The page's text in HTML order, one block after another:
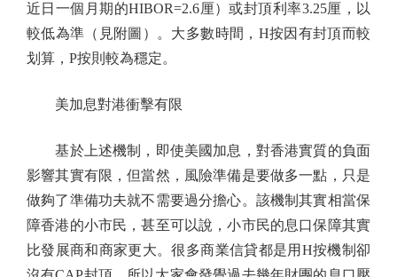
近日一個月期的HIBOR=2.6厘）或封頂利率3.25厘，以
較低為準（見附圖）。大多數時間，H按因有封頂而較
划算，P按則較為穩定。
美加息對港衝擊有限
基於上述機制，即使美國加息，對香港實質的負面
影響其實有限，但當然，風險準備是要做多一點，只是
做夠了準備功夫就不需要過分擔心。該機制其實相當保
障香港的小市民，甚至可以說，小市民的息口保障其實
比發展商和商家更大。很多商業信貸都是用H按機制卻